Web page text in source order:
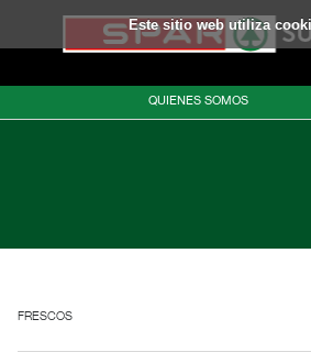
Este sitio web utiliza
QUIENES SOMOS
FRESCOS